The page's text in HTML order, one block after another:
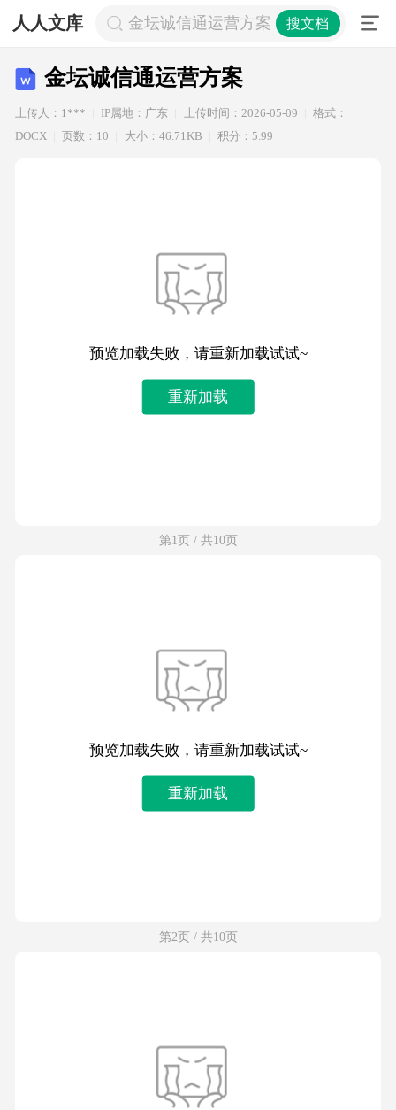
人人文库 金坛诚信通运营方案 搜文档
金坛诚信通运营方案
上传人：1*** IP属地：广东 上传时间：2026-05-09
格式：
DOCX
页数：10 大小：46.71KB 积分：5.99
预览加载失败，请重新加载试试~
重新加载
第1页 / 共10页
预览加载失败，请重新加载试试~
重新加载
第2页 / 共10页